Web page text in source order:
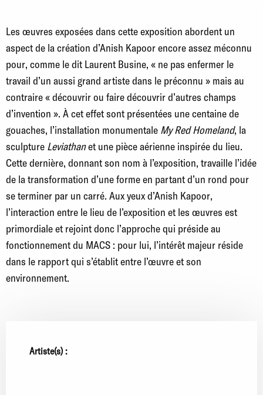
Les œuvres exposées dans cette exposition abordent un
aspect de la création d’Anish Kapoor encore assez méconnu
pour, comme le dit Laurent Busine, « ne pas enfermer le
travail d’un aussi grand artiste dans le préconnu » mais au
contraire « découvrir ou faire découvrir d’autres champs
d’invention ». À cet effet sont présentées une centaine de
gouaches, l’installation monumentale My Red Homeland, la
sculpture Leviathanet une pièce aérienne inspirée du lieu.
Cette dernière, donnant son nom à l’exposition, travaille l’idée
de la transformation d’une forme en partant d’un rond pour
se terminer par un carré. Aux yeux d’Anish Kapoor,
l’interaction entre le lieu de l’exposition et les œuvres est
primordiale et rejoint donc l’approche qui préside au
fonctionnement du MACS : pour lui, l’intérêt majeur réside
dans le rapport qui s’établit entre l’œuvre et son
environnement.
Artiste(s) :